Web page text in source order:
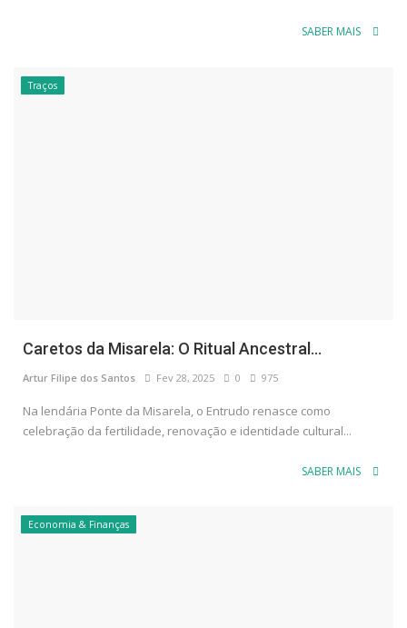
SABER MAIS
Traços
Caretos da Misarela: O Ritual Ancestral...
Artur Filipe dos Santos Fev 28, 2025 0 975
Na lendária Ponte da Misarela, o Entrudo renasce como
celebração da fertilidade, renovação e identidade cultural...
SABER MAIS
Economia & Finanças